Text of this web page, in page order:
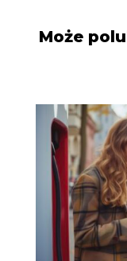
Może